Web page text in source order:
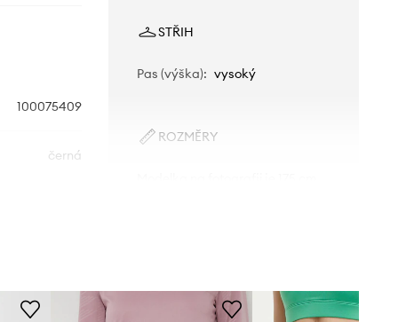
100075409
černá
STŘIH
Pas (výška): vysoký
ROZMĚRY
Tabulka velikosti